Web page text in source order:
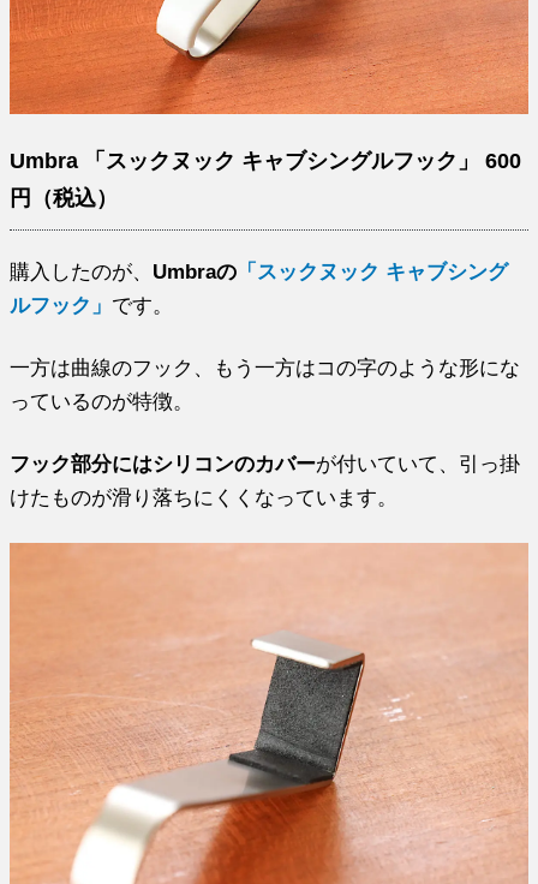
Umbra 「スックヌック キャブシングルフック」 600
円（税込）
購入したのが、 Umbraの 「スックヌック キャブシング
ルフック」 です。
一方は曲線のフック、もう一方はコの字のような形にな
っているのが特徴。
フック部分にはシリコンのカバーが付いていて、引っ掛
けたものが滑り落ちにくくなっています。